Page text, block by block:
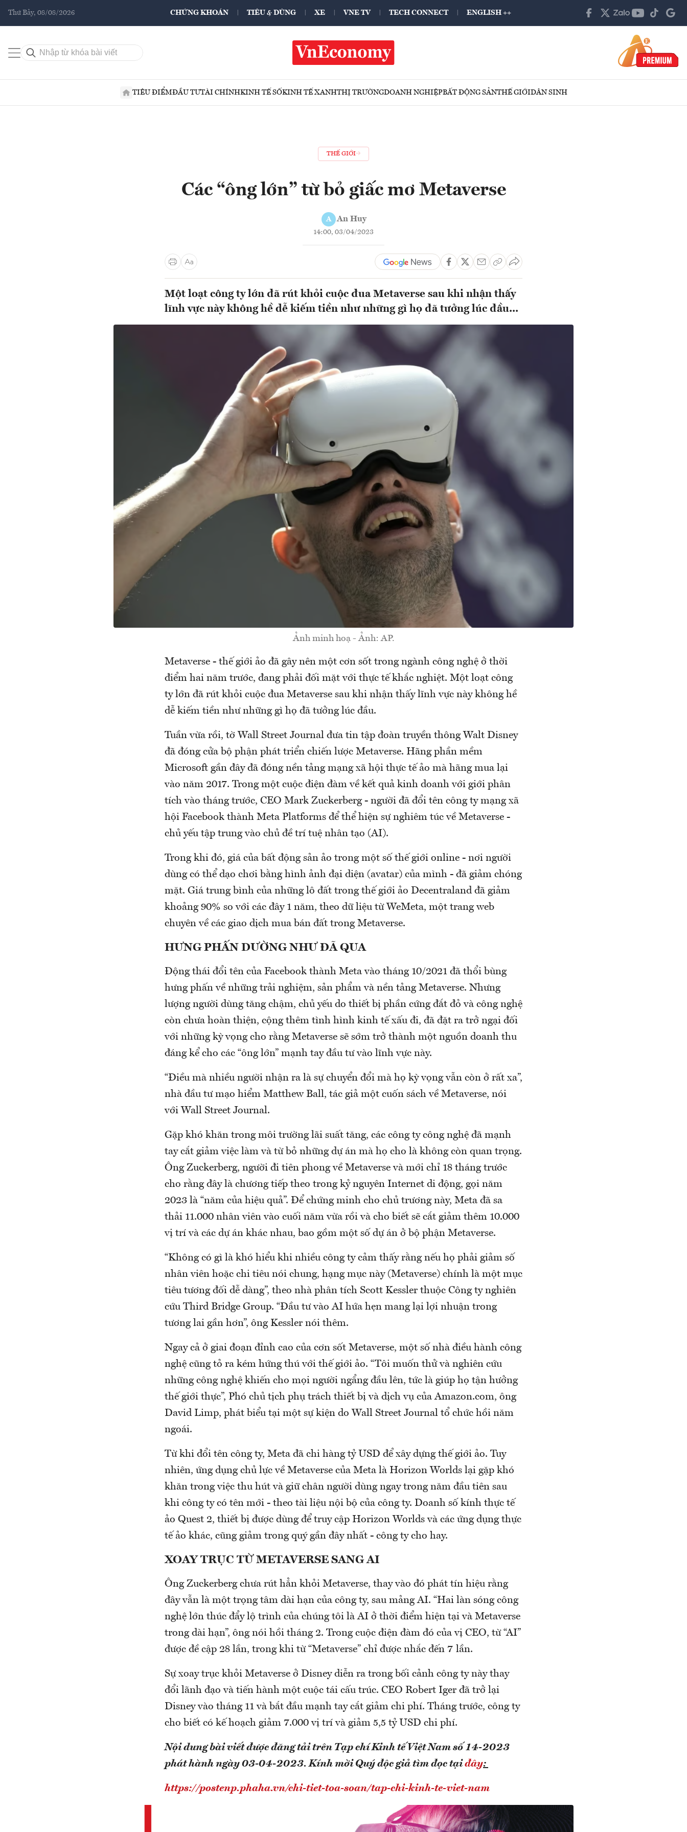
Thứ Bảy, 08/08/2026 CHỨNG KHOÁN TIÊU & DÙNG XE VNE TV TECH CONNECT ENGLISH ++
TIÊU ĐIỂMĐẦU TƯTÀI CHÍNHKINH TẾ SỐKINH TẾ XANHTHỊ TRƯỜNGDOANH NGHIỆPBẤT ĐỘNG SẢNTHẾ GIỚIDÂN SINH
THẾ GIỚI
Các “ông lớn” từ bỏ giấc mơ Metaverse
A An Huy
14:00, 03/04/2023
Một loạt công ty lớn đã rút khỏi cuộc đua Metaverse sau khi nhận thấy
lĩnh vực này không hề dễ kiếm tiền như những gì họ đã tưởng lúc đầu...
Ảnh minh hoạ - Ảnh: AP.
Metaverse - thế giới ảo đã gây nên một cơn sốt trong ngành công nghệ ở thời
điểm hai năm trước, đang phải đối mặt với thực tế khắc nghiệt. Một loạt công
ty lớn đã rút khỏi cuộc đua Metaverse sau khi nhận thấy lĩnh vực này không hề
dễ kiếm tiền như những gì họ đã tưởng lúc đầu.
Tuần vừa rồi, tờ Wall Street Journal đưa tin tập đoàn truyền thông Walt Disney
đã đóng cửa bộ phận phát triển chiến lược Metaverse. Hãng phần mềm
Microsoft gần đây đã đóng nền tảng mạng xã hội thực tế ảo mà hãng mua lại
vào năm 2017. Trong một cuộc điện đàm về kết quả kinh doanh với giới phân
tích vào tháng trước, CEO Mark Zuckerberg - người đã đổi tên công ty mạng xã
hội Facebook thành Meta Platforms để thể hiện sự nghiêm túc về Metaverse -
chủ yếu tập trung vào chủ đề trí tuệ nhân tạo (AI).
Trong khi đó, giá của bất động sản ảo trong một số thế giới online - nơi người
dùng có thể dạo chơi bằng hình ảnh đại diện (avatar) của mình - đã giảm chóng
mặt. Giá trung bình của những lô đất trong thế giới ảo Decentraland đã giảm
khoảng 90% so với các đây 1 năm, theo dữ liệu từ WeMeta, một trang web
chuyên về các giao dịch mua bán đất trong Metaverse.
HƯNG PHẤN DƯỜNG NHƯ ĐÃ QUA
Động thái đổi tên của Facebook thành Meta vào tháng 10/2021 đã thổi bùng
hưng phấn về những trải nghiệm, sản phẩm và nền tảng Metaverse. Nhưng
lượng người dùng tăng chậm, chủ yếu do thiết bị phần cứng đắt đỏ và công nghệ
còn chưa hoàn thiện, cộng thêm tình hình kinh tế xấu đi, đã đặt ra trở ngại đối
với những kỳ vọng cho rằng Metaverse sẽ sớm trở thành một nguồn doanh thu
đáng kể cho các “ông lớn” mạnh tay đầu tư vào lĩnh vực này.
“Điều mà nhiều người nhận ra là sự chuyển đổi mà họ kỳ vọng vẫn còn ở rất xa”,
nhà đầu tư mạo hiểm Matthew Ball, tác giả một cuốn sách về Metaverse, nói
với Wall Street Journal.
Gặp khó khăn trong môi trường lãi suất tăng, các công ty công nghệ đã mạnh
tay cắt giảm việc làm và từ bỏ những dự án mà họ cho là không còn quan trọng.
Ông Zuckerberg, người đi tiên phong về Metaverse và mới chỉ 18 tháng trước
cho rằng đây là chương tiếp theo trong kỷ nguyên Internet di động, gọi năm
2023 là “năm của hiệu quả”. Để chứng minh cho chủ trương này, Meta đã sa
thải 11.000 nhân viên vào cuối năm vừa rồi và cho biết sẽ cắt giảm thêm 10.000
vị trí và các dự án khác nhau, bao gồm một số dự án ở bộ phận Metaverse.
“Không có gì là khó hiểu khi nhiều công ty cảm thấy rằng nếu họ phải giảm số
nhân viên hoặc chi tiêu nói chung, hạng mục này (Metaverse) chính là một mục
tiêu tương đối dễ dàng”, theo nhà phân tích Scott Kessler thuộc Công ty nghiên
cứu Third Bridge Group. “Đầu tư vào AI hứa hẹn mang lại lợi nhuận trong
tương lai gần hơn”, ông Kessler nói thêm.
Ngay cả ở giai đoạn đỉnh cao của cơn sốt Metaverse, một số nhà điều hành công
nghệ cũng tỏ ra kém hứng thú với thế giới ảo. “Tôi muốn thử và nghiên cứu
những công nghệ khiến cho mọi người ngẩng đầu lên, tức là giúp họ tận hưởng
thế giới thực”, Phó chủ tịch phụ trách thiết bị và dịch vụ của Amazon.com, ông
David Limp, phát biểu tại một sự kiện do Wall Street Journal tổ chức hồi năm
ngoái.
Từ khi đổi tên công ty, Meta đã chi hàng tỷ USD để xây dựng thế giới ảo. Tuy
nhiên, ứng dụng chủ lực về Metaverse của Meta là Horizon Worlds lại gặp khó
khăn trong việc thu hút và giữ chân người dùng ngay trong năm đầu tiên sau
khi công ty có tên mới - theo tài liệu nội bộ của công ty. Doanh số kính thực tế
ảo Quest 2, thiết bị được dùng để truy cập Horizon Worlds và các ứng dụng thực
tế ảo khác, cũng giảm trong quý gần đây nhất - công ty cho hay.
XOAY TRỤC TỪ METAVERSE SANG AI
Ông Zuckerberg chưa rút hẳn khỏi Metaverse, thay vào đó phát tín hiệu rằng
đây vẫn là một trọng tâm dài hạn của công ty, sau mảng AI. “Hai làn sóng công
nghệ lớn thúc đẩy lộ trình của chúng tôi là AI ở thời điểm hiện tại và Metaverse
trong dài hạn”, ông nói hồi tháng 2. Trong cuộc điện đàm đó của vị CEO, từ “AI”
được đề cập 28 lần, trong khi từ “Metaverse” chỉ được nhắc đến 7 lần.
Sự xoay trục khỏi Metaverse ở Disney diễn ra trong bối cảnh công ty này thay
đổi lãnh đạo và tiến hành một cuộc tái cấu trúc. CEO Robert Iger đã trở lại
Disney vào tháng 11 và bắt đầu mạnh tay cắt giảm chi phí. Tháng trước, công ty
cho biết có kế hoạch giảm 7.000 vị trí và giảm 5,5 tỷ USD chi phí.
Nội dung bài viết được đăng tải trên Tạp chí Kinh tế Việt Nam số 14-2023
phát hành ngày 03-04-2023.Kính mời Quý độc giả tìm đọc tạiđây:
https://postenp.phaha.vn/chi-tiet-toa-soan/tap-chi-kinh-te-viet-nam